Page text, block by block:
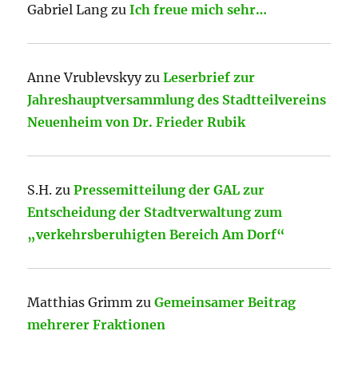
Gabriel Lang zuIch freue mich sehr…
Anne VrublevskyyzuLeserbrief zur
Jahreshauptversammlung des Stadtteilvereins
Neuenheim von Dr. Frieder Rubik
S.H. zuPressemitteilung der GAL zur
Entscheidung der Stadtverwaltung zum
„verkehrsberuhigten Bereich Am Dorf“
Matthias Grimm zuGemeinsamer Beitrag
mehrerer Fraktionen